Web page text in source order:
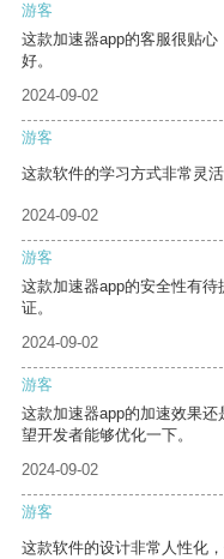
游客
这款加速器app的客服很贴
好。
2024-09-02
游客
这款软件的学习方式非常灵
2024-09-02
游客
这款加速器app的安全性有
证。
2024-09-02
游客
这款加速器app的加速效果
望开发者能够优化一下。
2024-09-02
游客
这款软件的设计非常人性化